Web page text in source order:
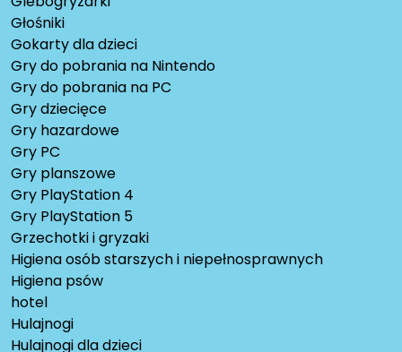
Głośniki
Gokarty dla dzieci
Gry do pobrania na Nintendo
Gry do pobrania na PC
Gry dziecięce
Gry hazardowe
Gry PC
Gry planszowe
Gry PlayStation 4
Gry PlayStation 5
Grzechotki i gryzaki
Higiena osób starszych i niepełnosprawnych
Higiena psów
hotel
Hulajnogi
Hulajnogi dla dzieci